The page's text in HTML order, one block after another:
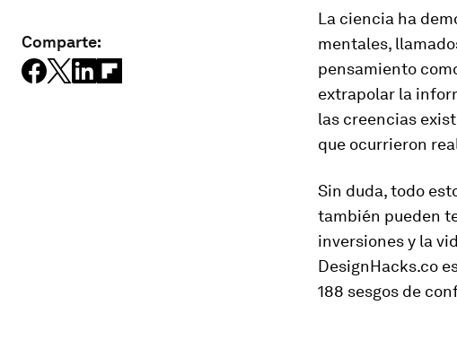
Comparte:
La ciencia ha
mentales,
pensamiento
extrapolar la
las creencias
que ocurrieron
Sin duda, todo
también pueden
inversiones y la
DesignHacks.co
188 sesgos de